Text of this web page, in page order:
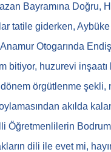
Bayramına Doğru,
tatile giderken,
Otogarında
bitiyor, huzurevi
örgütlenme şekli,
akılda
Öğretmenlilerin
dili ile evet mi,